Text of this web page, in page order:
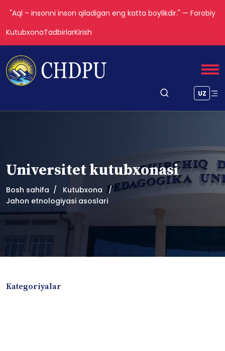
"Aql – insonni inson qiladigan eng katta boylikdir." — Forobiy
KutubxonaTadbirlarKirish
UZ
Universitet kutubxonasi
Bosh sahifa
Kutubxona
Jahon etnologiyasi asoslari
Kategoriyalar